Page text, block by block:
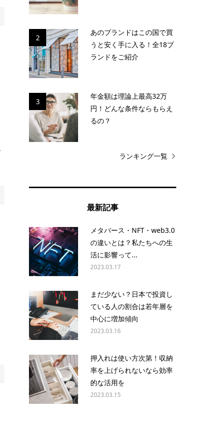
2
あのブランドはこの国で買
うと安く手に入る！全18ブ
ランドをご紹介
3
年金額は理論上最高32万
円！どんな条件ならもらえ
るの？
ランキング一覧
最新記事
メタバース・NFT・web3.0
の違いとは？私たちへの生
活に影響って...
2023.03.17
まだ少ない？日本で投資し
ている人の割合は若年層を
中心に増加傾向
2023.03.16
押入れは使い方次第！収納
率を上げられないなら効率
的な活用を
2023.03.15